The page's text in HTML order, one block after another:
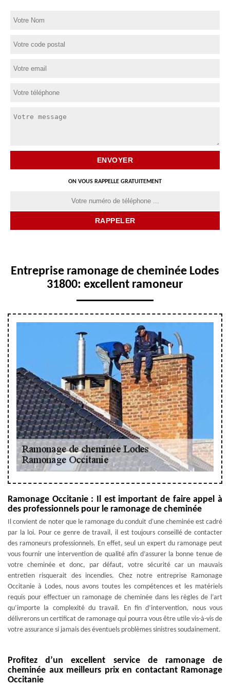
ON VOUS RAPPELLE GRATUITEMENT
Entreprise ramonage de cheminée Lodes
31800: excellent ramoneur
Ramonage Occitanie : Il est important de faire appel à
des professionnels pour le ramonage de cheminée
Il convient de noter que le ramonage du conduit d'une cheminée est cadré
par la loi. Pour ce genre de travail, il est toujours conseillé de contacter
des ramoneurs professionnels. En effet, seul un expert du ramonage peut
vous fournir une intervention de qualité afin d’assurer la bonne tenue de
votre cheminée et donc, par défaut, votre sécurité car un mauvais
entretien risquerait des incendies. Chez notre entreprise Ramonage
Occitanie à Lodes, nous avons toutes les compétences et les matériels
requis pour effectuer un ramonage de cheminée dans les règles de l’art
qu’importe la complexité du travail. En fin d’intervention, nous vous
délivrerons un certificat de ramonage qui pourra vous être utile vis-à-vis de
votre assurance si jamais des éventuels problèmes sinistres soudainement.
Profitez d’un excellent service de ramonage de
cheminée aux meilleurs prix en contactant Ramonage
Occitanie